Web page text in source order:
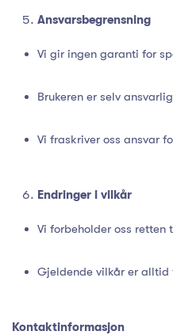
Ansvarsbegrensning
Vi gir ingen garanti for
Brukeren er selv
Vi fraskriver oss ansvar
Endringer i vilkår
Vi forbeholder oss
Gjeldende vilkår er
Kontaktinformasjon